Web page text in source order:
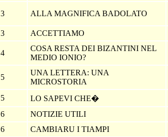
3 ALLA MAGNIFICA BADOLATO
3 ACCETTIAMO
4
COSA RESTA DEI BIZANTINI NEL
MEDIO IONIO?
5
UNA LETTERA: UNA
MICROSTORIA
5 LO SAPEVI CHE�
6 NOTIZIE UTILI
6 CAMBIARU I TIAMPI